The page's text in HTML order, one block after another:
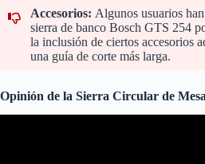
Accesorios: Algunos usuarios
sierra de banco Bosch GTS 254
la inclusión de ciertos accesorios
una guía de corte más larga.
Opinión de la Sierra Circular de